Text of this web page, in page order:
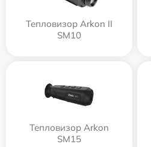
Тепловизор Arkon II
SM10
Тепловизор Arkon
SM15